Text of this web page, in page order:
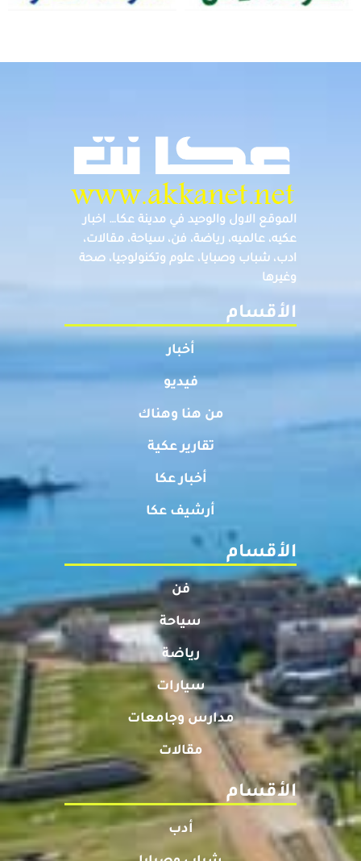
الموقع الاول والوحيد في مدينة عكا… اخبار
عكيه، عالميه، رياضة، فن، سياحة، مقالات،
ادب، شباب وصبايا، علوم وتكنولوجيا، صحة
وغيرها
الأقسام
أخبار
فيديو
من هنا وهناك
تقارير عكية
أخبار عكا
أرشيف عكا
الأقسام
فن
سياحة
رياضة
سيارات
مدارس وجامعات
مقالات
الأقسام
أدب